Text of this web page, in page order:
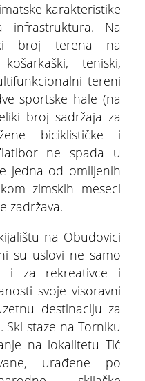
karakteristike
infrastruktura. Na
broj terena na
teniski,
tereni
sportske hale (na
broj sadržaja za
biciklističke i
ne spada u
jedna od omiljenih
zimskih meseci
zadržava.
na Obudovici
su uslovi ne samo
i za rekreativce i
svoje visoravni
destinaciju za
Ski staze na Torniku
na lokalitetu Tić
urađene po